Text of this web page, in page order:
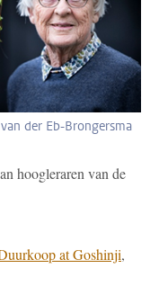
der Eb-Brongersma
hoogleraren van de
at Goshinji,